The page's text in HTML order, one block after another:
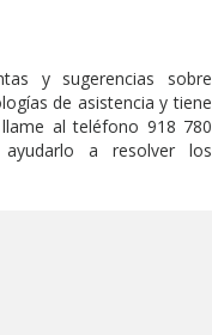
y sugerencias sobre
de asistencia y tiene
al teléfono 918 780
a resolver los